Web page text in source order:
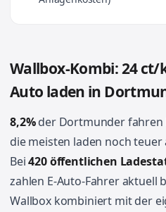
Wallbox-Kombi: 24 ct/
Auto laden in
8,2%der Dortmunder fahren
die meisten laden noch
Bei420 öffentlichen
zahlen E-Auto-Fahrer aktuell
Wallbox kombiniert mit der